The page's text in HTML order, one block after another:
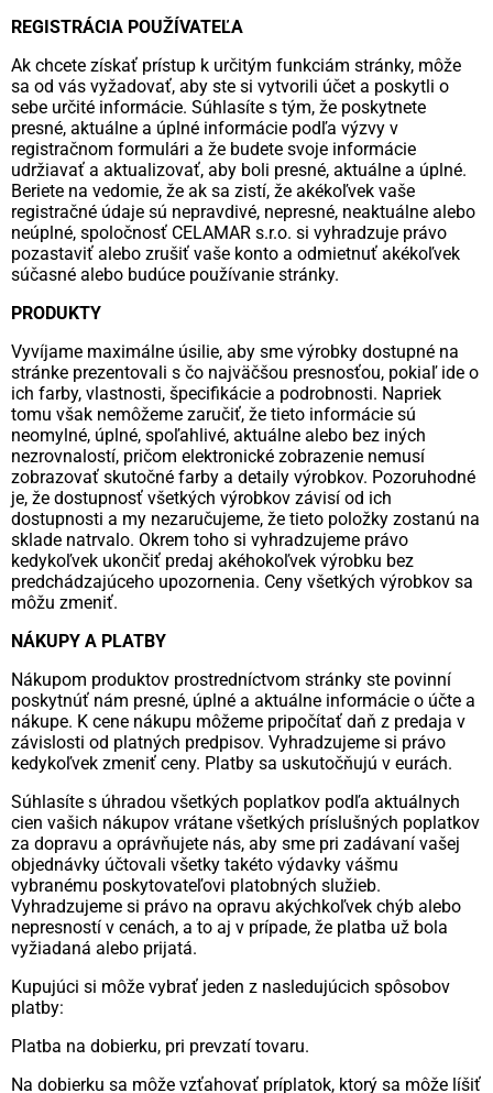
REGISTRÁCIA POUŽÍVATEĽA
Ak chcete získať prístup k určitým funkciám stránky, môže
sa od vás vyžadovať, aby ste si vytvorili účet a poskytli o
sebe určité informácie. Súhlasíte s tým, že poskytnete
presné, aktuálne a úplné informácie podľa výzvy v
registračnom formulári a že budete svoje informácie
udržiavať a aktualizovať, aby boli presné, aktuálne a úplné.
Beriete na vedomie, že ak sa zistí, že akékoľvek vaše
registračné údaje sú nepravdivé, nepresné, neaktuálne alebo
neúplné, spoločnosť CELAMAR s.r.o. si vyhradzuje právo
pozastaviť alebo zrušiť vaše konto a odmietnuť akékoľvek
súčasné alebo budúce používanie stránky.
PRODUKTY
Vyvíjame maximálne úsilie, aby sme výrobky dostupné na
stránke prezentovali s čo najväčšou presnosťou, pokiaľ ide o
ich farby, vlastnosti, špecifikácie a podrobnosti. Napriek
tomu však nemôžeme zaručiť, že tieto informácie sú
neomylné, úplné, spoľahlivé, aktuálne alebo bez iných
nezrovnalostí, pričom elektronické zobrazenie nemusí
zobrazovať skutočné farby a detaily výrobkov. Pozoruhodné
je, že dostupnosť všetkých výrobkov závisí od ich
dostupnosti a my nezaručujeme, že tieto položky zostanú na
sklade natrvalo. Okrem toho si vyhradzujeme právo
kedykoľvek ukončiť predaj akéhokoľvek výrobku bez
predchádzajúceho upozornenia. Ceny všetkých výrobkov sa
môžu zmeniť.
NÁKUPY A PLATBY
Nákupom produktov prostredníctvom stránky ste povinní
poskytnúť nám presné, úplné a aktuálne informácie o účte a
nákupe. K cene nákupu môžeme pripočítať daň z predaja v
závislosti od platných predpisov. Vyhradzujeme si právo
kedykoľvek zmeniť ceny. Platby sa uskutočňujú v eurách.
Súhlasíte s úhradou všetkých poplatkov podľa aktuálnych
cien vašich nákupov vrátane všetkých príslušných poplatkov
za dopravu a oprávňujete nás, aby sme pri zadávaní vašej
objednávky účtovali všetky takéto výdavky vášmu
vybranému poskytovateľovi platobných služieb.
Vyhradzujeme si právo na opravu akýchkoľvek chýb alebo
nepresností v cenách, a to aj v prípade, že platba už bola
vyžiadaná alebo prijatá.
Kupujúci si môže vybrať jeden z nasledujúcich spôsobov
platby:
Platba na dobierku, pri prevzatí tovaru.
Na dobierku sa môže vzťahovať príplatok, ktorý sa môže líšiť